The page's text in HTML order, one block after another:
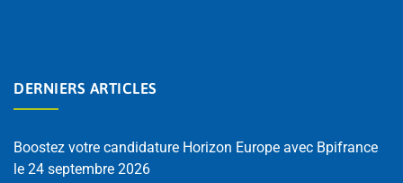
DERNIERS ARTICLES
Boostez votre candidature Horizon Europe avec Bpifrance
le 24 septembre 2026